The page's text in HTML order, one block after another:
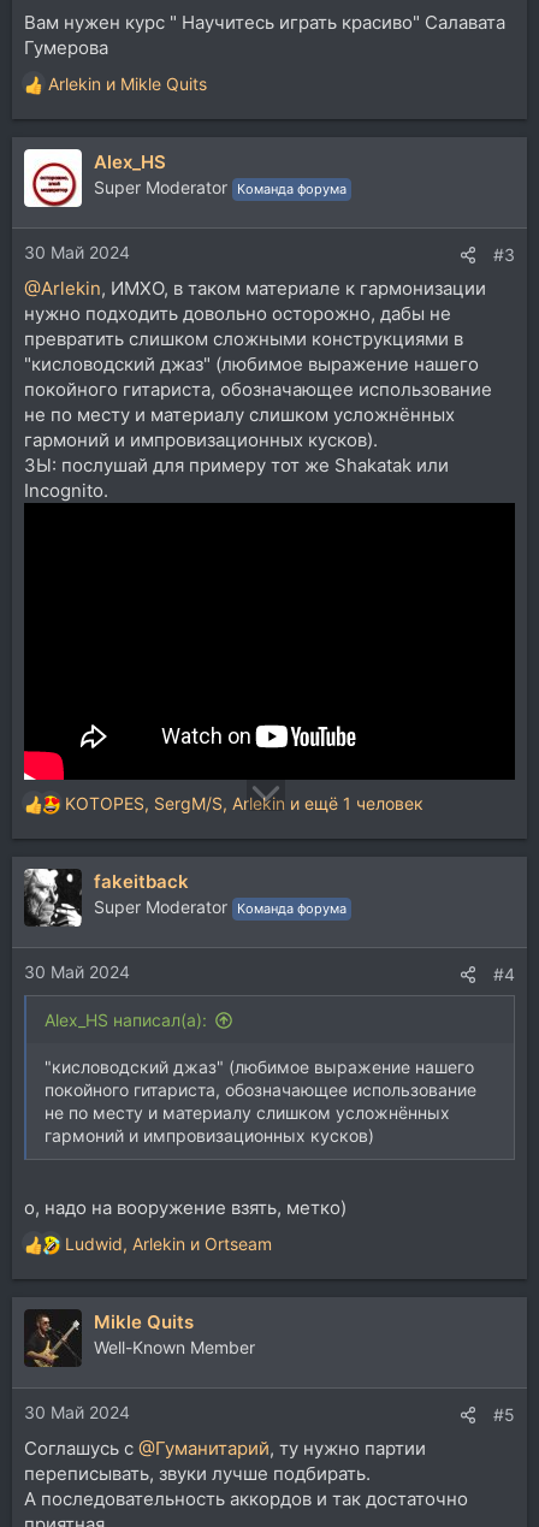
Вам нужен курс " Научитесь играть красиво" Салавата
Гумерова
Р
е
а
ц
и
и
:
Arlekin и Mikle Quits
Alex_HS
Super Moderator Команда форума
30 Май 2024 #3
@Arlekin, ИМХО, в таком материале к гармонизации
нужно подходить довольно осторожно, дабы не
превратить слишком сложными конструкциями в
"кисловодский джаз" (любимое выражение нашего
покойного гитариста, обозначающее использование
не по месту и материалу слишком усложнённых
гармоний и импровизационных кусков).
ЗЫ: послушай для примеру тот же Shakatak или
Incognito.
Р
е
а
к
ц
и
и
:
KOTOPES, SergM/S, Arlekin и ещё 1 человек
fakeitback
Super Moderator Команда форума
30 Май 2024 #4
Alex_HS написал(а):
"кисловодский джаз" (любимое выражение нашего
покойного гитариста, обозначающее использование
не по месту и материалу слишком усложнённых
гармоний и импровизационных кусков)
о, надо на вооружение взять, метко)
Р
е
а
и
и
:
Ludwid, Arlekin и Ortseam
Mikle Quits
Well-Known Member
30 Май 2024 #5
Соглашусь с @Гуманитарий, ту нужно партии
переписывать, звуки лучше подбирать.
А последовательность аккордов и так достаточно